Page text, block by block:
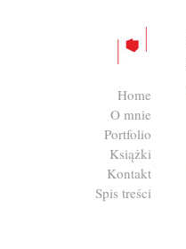
Home
O mnie
Portfolio
Książki
Kontakt
Spis treści